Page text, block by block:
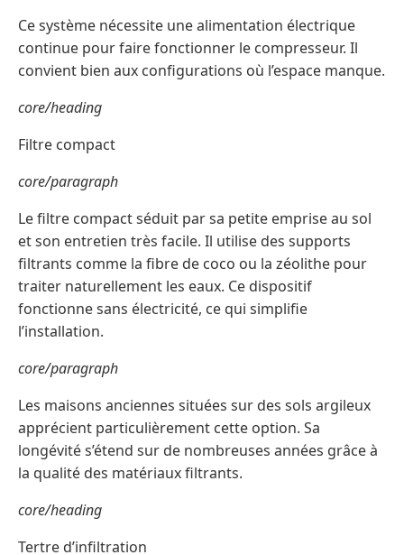
Ce système nécessite une alimentation électrique
continue pour faire fonctionner le compresseur. Il
convient bien aux configurations où l’espace manque.
core/heading
Filtre compact
core/paragraph
Le filtre compact séduit par sa petite emprise au sol
et son entretien très facile. Il utilise des supports
filtrants comme la fibre de coco ou la zéolithe pour
traiter naturellement les eaux. Ce dispositif
fonctionne sans électricité, ce qui simplifie
l’installation.
core/paragraph
Les maisons anciennes situées sur des sols argileux
apprécient particulièrement cette option. Sa
longévité s’étend sur de nombreuses années grâce à
la qualité des matériaux filtrants.
core/heading
Tertre d’infiltration